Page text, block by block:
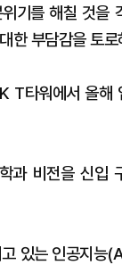
기를 해칠 것을
한 부담감을 토
타워에서 올해
과 비전을 신입
있는 인공지능